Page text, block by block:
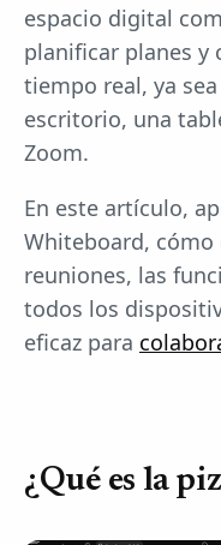
espacio digital
planificar planes y
tiempo real, ya
escritorio, una
Zoom.
En este artículo,
Whiteboard, cómo
reuniones, las
todos los
eficaz para
¿Qué es la